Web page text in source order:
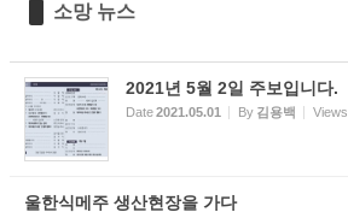
소망 뉴스
2021년 5월 2일 주보입니다.
Date2021.05.01 By 김용백 Views
울한식메주 생산현장을 가다